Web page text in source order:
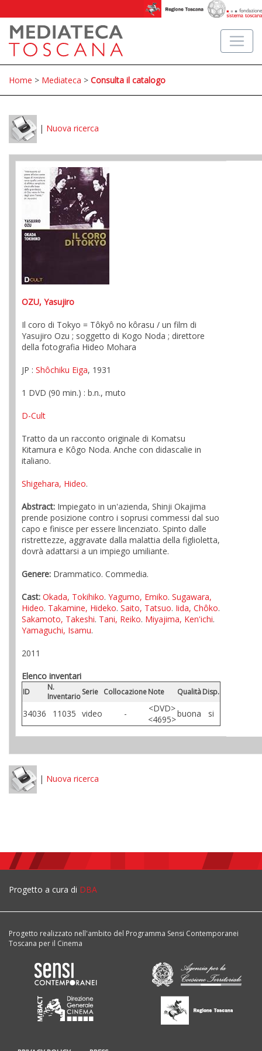
Home > Mediateca > Consulta il catalogo
| Nuova ricerca
OZU, Yasujiro
Il coro di Tokyo = Tôkyô no kôrasu / un film di
Yasujiro Ozu ; soggetto di Kogo Noda ; direttore
della fotografia Hideo Mohara
JP : Shôchiku Eiga, 1931
1 DVD (90 min.) : b.n., muto
D-Cult
Tratto da un racconto originale di Komatsu
Kitamura e Kôgo Noda. Anche con didascalie in
italiano.
Shigehara, Hideo.
Abstract: Impiegato in un'azienda, Shinji Okajima
prende posizione contro i soprusi commessi dal suo
capo e finisce per essere lincenziato. Spinto dalle
ristrettezze, aggravate dalla malattia della figlioletta,
dovrà adattarsi a un impiego umiliante.
Genere: Drammatico. Commedia.
Cast: Okada, Tokihiko. Yagumo, Emiko. Sugawara,
Hideo. Takamine, Hideko. Saito, Tatsuo. Iida, Chôko.
Sakamoto, Takeshi. Tani, Reiko. Miyajima, Ken'ichi.
Yamaguchi, Isamu.
2011
Elenco inventari
ID
N.
InventarioSerie CollocazioneNote QualitàDisp.
34036 11035 video -
<DVD>
<4695>
buona si
| Nuova ricerca
Progetto a cura di DBA
Progetto realizzato nell'ambito del Programma Sensi Contemporanei
Toscana per il Cinema